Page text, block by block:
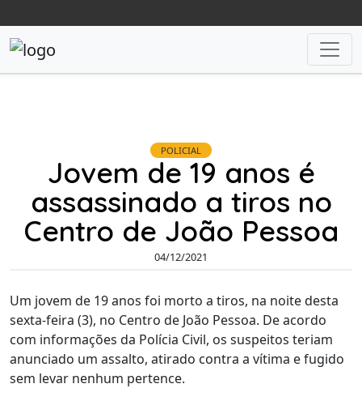
POLICIAL
Jovem de 19 anos é
assassinado a tiros no
Centro de João Pessoa
04/12/2021
Um jovem de 19 anos foi morto a tiros, na noite desta
sexta-feira (3), no Centro de João Pessoa. De acordo
com informações da Polícia Civil, os suspeitos teriam
anunciado um assalto, atirado contra a vítima e fugido
sem levar nenhum pertence.